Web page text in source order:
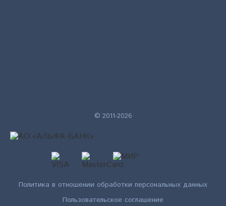
© 2011-2026
Политика в отношении обработки персональных данных
Пользовательское соглашение